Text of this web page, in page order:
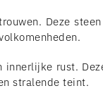
Deze
innerlijke rust.
stralende teint.